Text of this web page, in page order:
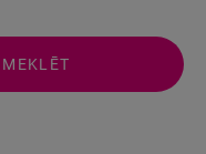
MEKLĒT